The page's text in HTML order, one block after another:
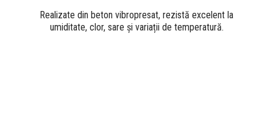
Realizate din beton vibropresat, rezistă excelent la
umiditate, clor, sare și variații de temperatură.